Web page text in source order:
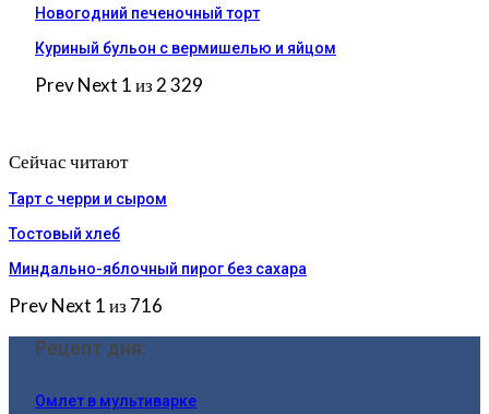
Новогодний печеночный торт
Куриный бульон с вермишелью и яйцом
PrevNext 1 из 2 329
Сейчас читают
Тарт с черри и сыром
Тостовый хлеб
Миндально-яблочный пирог без сахара
PrevNext 1 из 716
Рецепт дня:
Омлет в мультиварке